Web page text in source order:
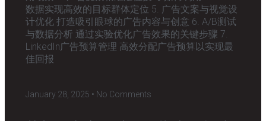
数据实现高效的目标群体定位 5. 广告文案与视觉设
计优化 打造吸引眼球的广告内容与创意 6. A/B测试
与数据分析 通过实验优化广告效果的关键步骤 7.
LinkedIn广告预算管理 高效分配广告预算以实现最
佳回报
January 28, 2025 No Comments